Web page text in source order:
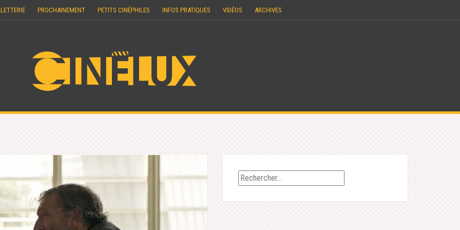
PROCHAINEMENT PETITS CINÉPHILES INFOS PRATIQUES VIDÉOS ARCHIVES
Rechercher :